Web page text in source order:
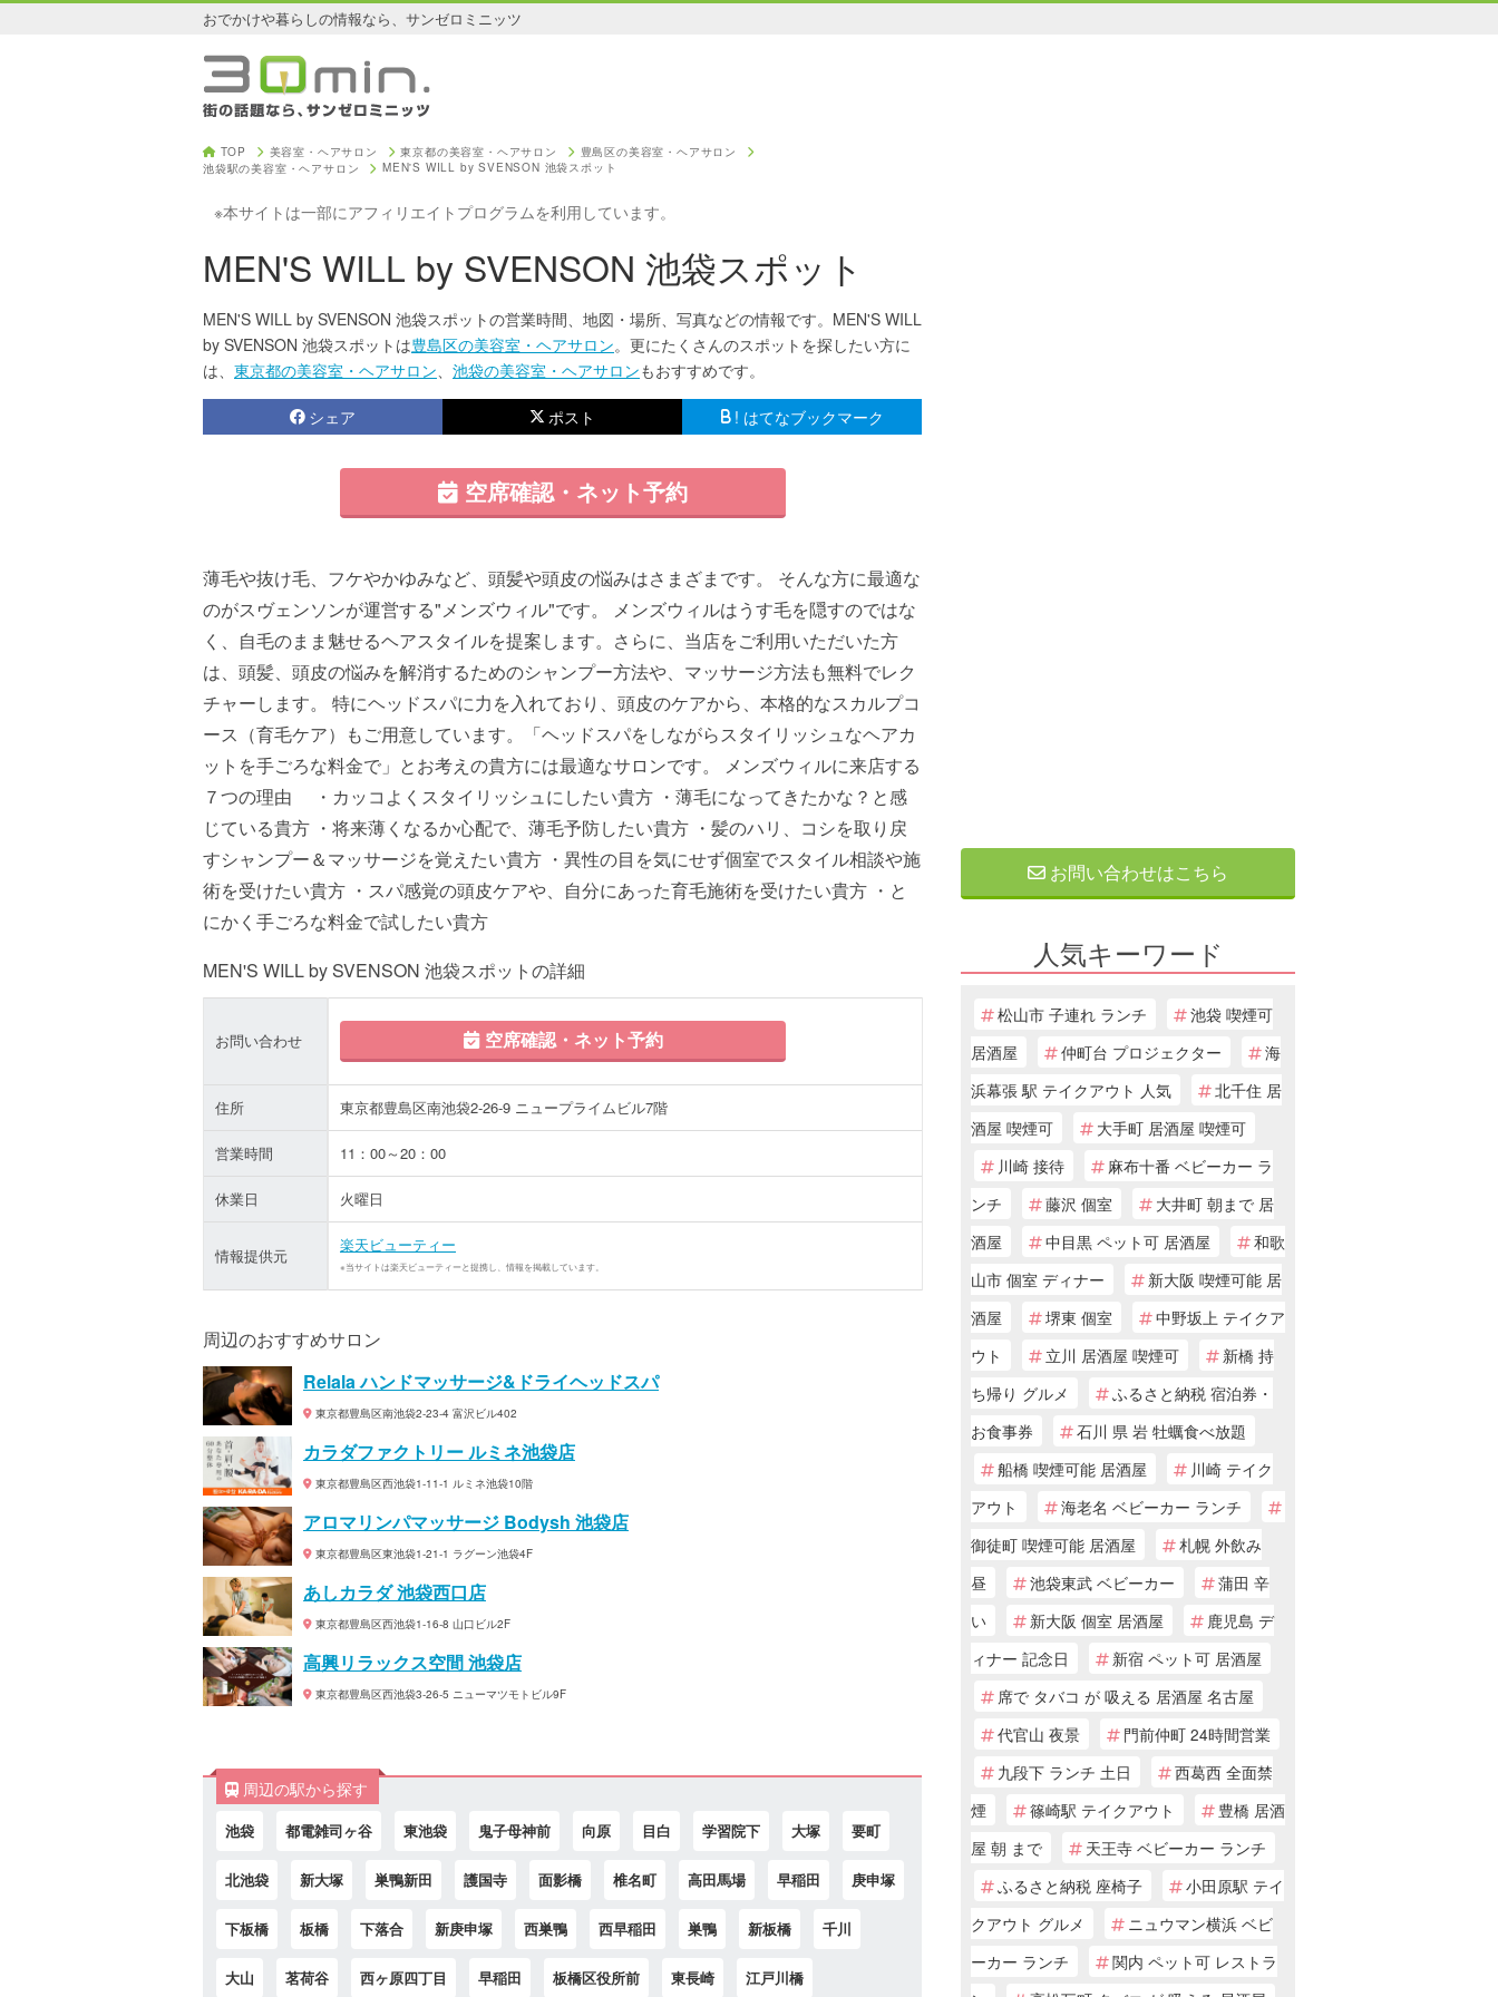
おでかけや暮らしの情報なら、サンゼロミニッツ
TOP 美容室・ヘアサロン 東京都の美容室・ヘアサロン
豊島区の美容室・ヘアサロン
池袋駅の美容室・ヘアサロン
MEN'S WILL by SVENSON 池袋スポット
※本サイトは一部にアフィリエイトプログラムを利用しています。
MEN'S WILL by SVENSON 池袋スポット
MEN'S WILL by SVENSON 池袋スポットの営業時間、地図・場所、写真などの情報です。MEN'S WILL
by SVENSON 池袋スポットは豊島区の美容室・ヘアサロン。更にたくさんのスポットを探したい方に
は、 東京都の美容室・ヘアサロン 池袋の美容室・ヘアサロンもおすすめです。
シェア ポスト ! はてなブックマーク
空席確認・ネット予約
薄毛や抜け毛、フケやかゆみなど、頭髪や頭皮の悩みはさまざまです。 そんな方に最適な
のがスヴェンソンが運営する"メンズウィル"です。 メンズウィルはうす毛を隠すのではな
く、自毛のまま魅せるヘアスタイルを提案します。さらに、当店をご利用いただいた方
は、頭髪、頭皮の悩みを解消するためのシャンプー方法や、マッサージ方法も無料でレク
チャーします。 特にヘッドスパに力を入れており、頭皮のケアから、本格的なスカルプコ
ース（育毛ケア）もご用意しています。「ヘッドスパをしながらスタイリッシュなヘアカ
ットを手ごろな料金で」とお考えの貴方には最適なサロンです。 メンズウィルに来店する
７つの理由 ・カッコよくスタイリッシュにしたい貴方 ・薄毛になってきたかな？と感
じている貴方 ・将来薄くなるか心配で、薄毛予防したい貴方 ・髪のハリ、コシを取り戻
すシャンプー＆マッサージを覚えたい貴方 ・異性の目を気にせず個室でスタイル相談や施
術を受けたい貴方 ・スパ感覚の頭皮ケアや、自分にあった育毛施術を受けたい貴方 ・と
にかく手ごろな料金で試したい貴方
MEN'S WILL by SVENSON 池袋スポットの詳細
お問い合わせ 空席確認・ネット予約
住所 東京都豊島区南池袋2-26-9 ニュープライムビル7階
営業時間 11：00～20：00
休業日 火曜日
情報提供元
楽天ビューティー
※当サイトは楽天ビューティーと提携し、情報を掲載しています。
周辺のおすすめサロン
Relala ハンドマッサージ&ドライヘッドスパ
東京都豊島区南池袋2-23-4 富沢ビル402
カラダファクトリー ルミネ池袋店
東京都豊島区西池袋1-11-1 ルミネ池袋10階
アロマリンパマッサージ Bodysh 池袋店
東京都豊島区東池袋1-21-1 ラグーン池袋4F
あしカラダ 池袋西口店
東京都豊島区西池袋1-16-8 山口ビル2F
高興リラックス空間 池袋店
東京都豊島区西池袋3-26-5 ニューマツモトビル9F
周辺の駅から探す
池袋 都電雑司ヶ谷 東池袋 鬼子母神前 向原 目白 学習院下 大塚 要町
北池袋 新大塚 巣鴨新田 護国寺 面影橋 椎名町 高田馬場 早稲田 庚申塚
下板橋 板橋 下落合 新庚申塚 西巣鴨 西早稲田 巣鴨 新板橋 千川
大山 茗荷谷 西ヶ原四丁目 早稲田 板橋区役所前 東長崎 江戸川橋
お問い合わせはこちら
人気キーワード
松山市 子連れ ランチ
池袋 喫煙可
居酒屋
仲町台 プロジェクター
海
浜幕張 駅 テイクアウト 人気
北千住 居
酒屋 喫煙可
大手町 居酒屋 喫煙可
川崎 接待
麻布十番 ベビーカー ラ
ンチ
藤沢 個室
大井町 朝まで 居
酒屋
中目黒 ペット可 居酒屋
和歌
山市 個室 ディナー
新大阪 喫煙可能 居
酒屋
堺東 個室
中野坂上 テイクア
ウト
立川 居酒屋 喫煙可
新橋 持
ち帰り グルメ
ふるさと納税 宿泊券・
お食事券
石川 県 岩 牡蠣食べ放題
船橋 喫煙可能 居酒屋
川崎 テイク
アウト
海老名 ベビーカー ランチ
御徒町 喫煙可能 居酒屋
札幌 外飲み
昼
池袋東武 ベビーカー
蒲田 辛
い
新大阪 個室 居酒屋
鹿児島 デ
ィナー 記念日
新宿 ペット可 居酒屋
席で タバコ が 吸える 居酒屋 名古屋
代官山 夜景
門前仲町 24時間営業
九段下 ランチ 土日
西葛西 全面禁
煙
篠崎駅 テイクアウト
豊橋 居酒
屋 朝 まで
天王寺 ベビーカー ランチ
ふるさと納税 座椅子
小田原駅 テイ
クアウト グルメ
ニュウマン横浜 ベビ
ーカー ランチ
関内 ペット可 レストラ